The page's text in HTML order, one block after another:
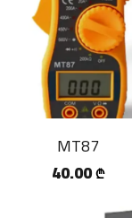
MT87
40.00 ₾